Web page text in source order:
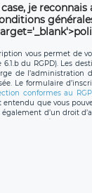
je
vous permet de
du RGPD). Les
de l’administration
Le formulaire
conformes au
que vous
d’un droit
d’un droit à la
LÉGAVOX qui